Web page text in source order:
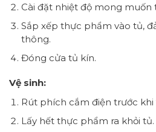
Cài đặt nhiệt độ mong muốn
Sắp xếp thực phẩm vào tủ,
thông.
Đóng cửa tủ kín.
Vệ sinh:
Rút phích cắm điện trước khi
Lấy hết thực phẩm ra khỏi tủ.